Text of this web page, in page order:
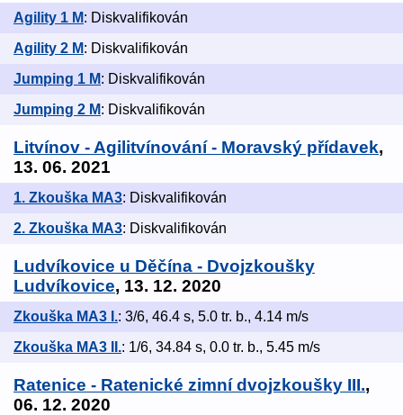
Agility 1 M: Diskvalifikován
Agility 2 M: Diskvalifikován
Jumping 1 M: Diskvalifikován
Jumping 2 M: Diskvalifikován
Litvínov - Agilitvínování - Moravský přídavek,
13. 06. 2021
1. Zkouška MA3: Diskvalifikován
2. Zkouška MA3: Diskvalifikován
Ludvíkovice u Děčína - Dvojzkoušky
Ludvíkovice, 13. 12. 2020
Zkouška MA3 I.: 3/6, 46.4 s, 5.0 tr. b., 4.14 m/s
Zkouška MA3 II.: 1/6, 34.84 s, 0.0 tr. b., 5.45 m/s
Ratenice - Ratenické zimní dvojzkoušky III.,
06. 12. 2020